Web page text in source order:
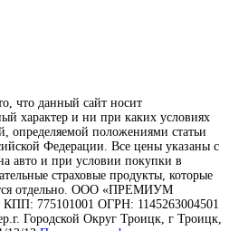
что данный сайт носит
характер и ни при каких условиях
определяемой положениями статьи
Федерации. Все цены указаны с
авто и при условии покупки в
страховые продукты, которые
отдельно. ООО «ПРЕМИУМ
775101001 ОГРН: 1145263004501
Городской Округ Троицк, г Троицк,